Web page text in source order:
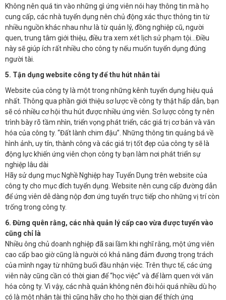
Không nên quá tin vào những gì ứng viên nói hay thông tin mà họ
cung cấp, các nhà tuyển dụng nên chủ động xác thực thông tin từ
nhiều nguồn khác nhau như là từ quản lý, đồng nghiệp cũ, người
quen, trung tâm giới thiệu, điều tra xem xét lịch sử phạm tội…Điều
này sẽ giúp ích rất nhiều cho công ty nếu muốn tuyển dụng đúng
người tài.
5. Tận dụng website công ty đểthu hút nhân tài
Website của công ty là một trong những kênh tuyển dụng hiệu quả
nhất. Thông qua phần giới thiệu sơ lược về công ty thật hấp dẫn, bạn
sẽ có nhiều cơ hội thu hút được nhiều ứng viên. Sơ lược công ty nên
trình bày rõ tầm nhìn, triển vọng phát triển, các giá trị cơ bản và văn
hóa của công ty. “Đất lành chim đậu”. Những thông tin quảng bá về
hình ảnh, uy tín, thành công và các giá trị tốt đẹp của công ty sẽ là
động lực khiến ứng viên chọn công ty bạn làm nơi phát triển sự
nghiệp lâu dài
Hãy sử dụng mục Nghề Nghiệp hay Tuyển Dụng trên website của
công ty cho mục đích tuyển dụng. Website nên cung cấp đường dẫn
để ứng viên dễ dàng nộp đơn ứng tuyển trực tiếp cho những vị trí còn
trống trong công ty.
6. Đừng quên rằng, các nhà quản lý cấp cao vừa được tuyển vào
cũng chỉ là
Nhiều ông chủ doanh nghiệp đã sai lầm khi nghĩ rằng, một ứng viên
cao cấp bao giờ cũng là người có khả năng đảm đương trọng trách
của mình ngay từ những buổi đầu nhận việc. Trên thực tế, các ứng
viên này cũng cần có thời gian để “học việc” và để làm quen với văn
hóa công ty. Vì vậy, các nhà quản không nên đòi hỏi quá nhiều dù họ
có là một nhân tài thì cũng hãy cho họ thời gian để thích ứng